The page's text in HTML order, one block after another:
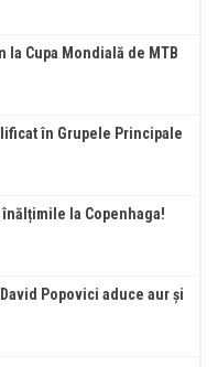
la Cupa Mondială de MTB
în Grupele Principale
la Copenhaga!
Popovici aduce aur și